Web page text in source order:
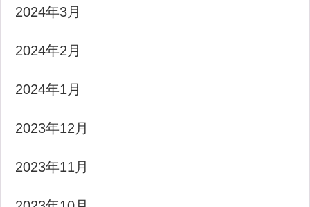
2024年3月
2024年2月
2024年1月
2023年12月
2023年11月